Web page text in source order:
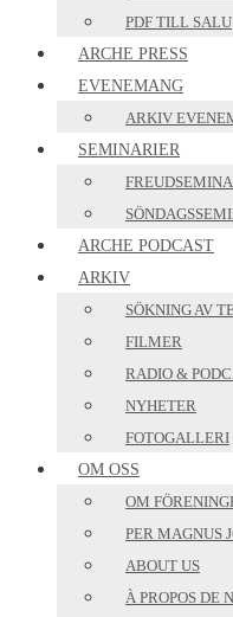
PDF TILL SALU
ARCHE PRESS
EVENEMANG
ARKIV
SEMINARIER
ARCHE PODCAST
ARKIV
SÖKNING AV
FILMER
RADIO &
NYHETER
FOTOGALLERI
OM OSS
OM
PER MAGNUS
ABOUT US
À PROPOS DE